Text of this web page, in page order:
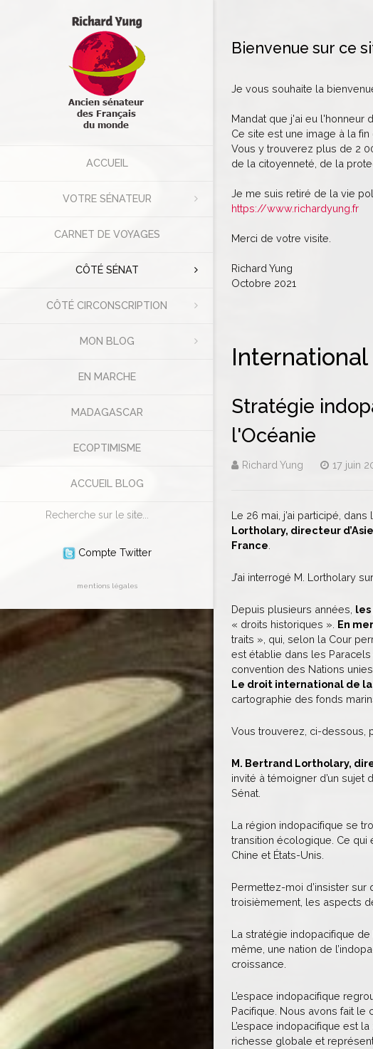
ACCUEIL
VOTRE SÉNATEUR
CARNET DE VOYAGES
CÔTÉ SÉNAT
CÔTÉ CIRCONSCRIPTION
MON BLOG
EN MARCHE
MADAGASCAR
ECOPTIMISME
ACCUEIL BLOG
Rechercher
Compte Twitter
mentions légales
Bienvenue sur ce
Je vous souhaite la
Mandat que j'ai eu l'honneur
Ce site est une image à la fin
Vous y trouverez plus de 2
de la citoyenneté, de la
Je me suis retiré de la vie
https://www.richardyung.fr
Merci de votre visite.
Richard Yung
Octobre 2021
International
Stratégie
l'Océanie
Richard Yung 17 juin
Le 26 mai, j’ai participé,
Lortholary, directeur
France
J’ai interrogé M. Lortholary
Depuis plusieurs années,
« droits historiques ». En
traits », qui, selon la Cour
est établie dans les
convention des Nations
Le droit international de la
cartographie des fonds
Vous trouverez, ci-dessous,
M. Bertrand Lortholary,
invité à témoigner d’un
Sénat.
La région indopacifique se
transition écologique. Ce qui
Chine et États-Unis.
Permettez-moi d’insister sur
troisièmement, les aspects
La stratégie indopacifique
même, une nation de
croissance.
L’espace indopacifique
Pacifique. Nous avons fait
L’espace indopacifique est
richesse globale et